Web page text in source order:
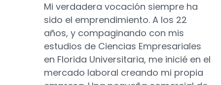
Mi verdadera vocación siempre ha
sido el emprendimiento. A los 22
años, y compaginando con mis
estudios de Ciencias Empresariales
en Florida Universitaria, me inicié en el
mercado laboral creando mi propia